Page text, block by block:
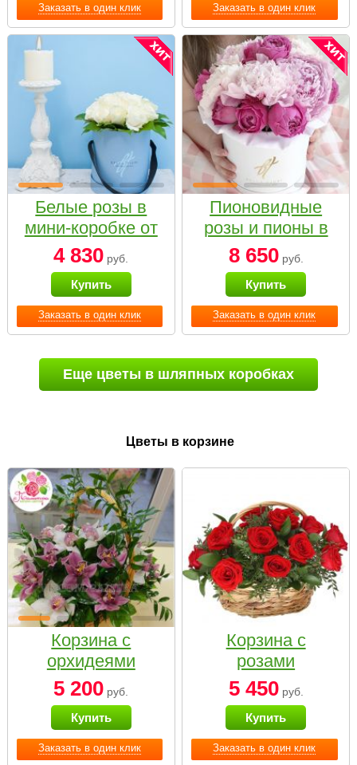
Заказать в один клик Заказать в один клик
Заказать в один клик
Белые розы в
мини-коробке от
Bella Fiori
4 830 руб.
Купить
Заказать в один клик
Пионовидные
розы и пионы в
белой коробке
Small
8 650руб.
Купить
Еще цветы в шляпных коробках
Цветы в корзине
Заказать в один клик
Корзина с
орхидеями
малая
5 200 руб.
Купить
Заказать в один клик
Корзина с
розами
«Красный
Париж»
5 450руб.
Купить